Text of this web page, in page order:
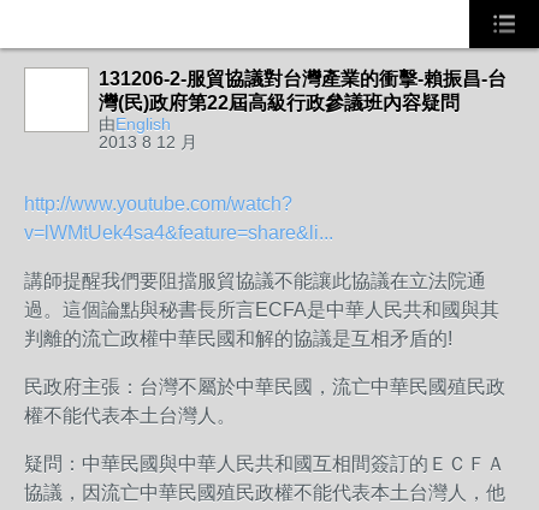
131206-2-服貿協議對台灣產業的衝擊-賴振昌-台
灣(民)政府第22屆高級行­政參議班內容疑問
由English
2013 8 12 月
http://www.youtube.com/watch?
v=lWMtUek4sa4&feature=share&li...
講師提醒我們要阻擋服貿協議不能讓此協議在立法院通
過。這個論點與秘書長所言ECFA是中華人民共和國與其
判離的流亡政權中華民國和解的協議是互相矛盾的!
民政府主張：台灣不屬於中華民國，流亡中華民國殖民政
權不能代表本土台灣人。
疑問：中華民國與中華人民共和國互相間簽訂的ＥＣＦＡ
協議，因流亡中華民國殖民政權不能代表本土台灣人，他